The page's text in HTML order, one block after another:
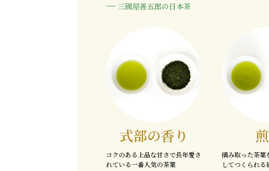
三國屋善五郎の日本茶
式部の香り
コクのある上品な甘さで長年愛さ
れている一番人気の茶葉
摘み取った茶葉
してつくられる